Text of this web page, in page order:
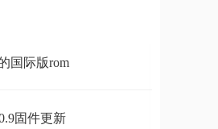
国际版rom
固件更新